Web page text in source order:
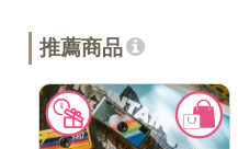
推薦商品